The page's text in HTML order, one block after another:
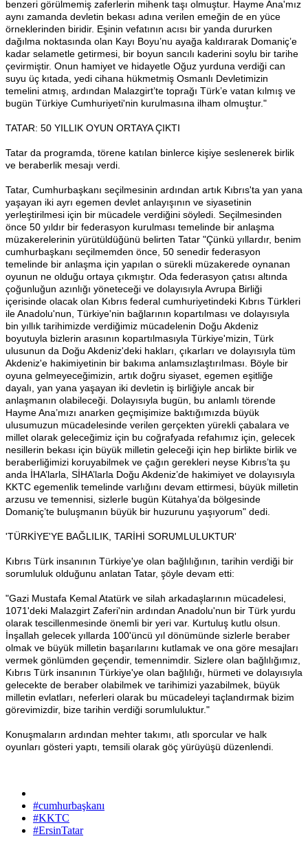
benzeri görülmemiş zaferlerin mihenk taşı olmuştur. Hayme Ana'mız
aynı zamanda devletin bekası adına verilen emeğin de en yüce
örneklerinden biridir. Eşinin vefatının acısı bir yanda dururken
dağılma noktasında olan Kayı Boyu’nu ayağa kaldırarak Domaniç’e
kadar selametle getirmesi, bir boyun sancılı kaderini soylu bir tarihe
çevirmiştir. Onun hamiyet ve hidayetle Oğuz yurduna verdiği can
suyu üç kıtada, yedi cihana hükmetmiş Osmanlı Devletimizin
temelini atmış, ardından Malazgirt’te toprağı Türk’e vatan kılmış ve
bugün Türkiye Cumhuriyeti'nin kurulmasına ilham olmuştur."
TATAR: 50 YILLIK OYUN ORTAYA ÇIKTI
Tatar da programda, törene katılan binlerce kişiye seslenerek birlik
ve beraberlik mesajı verdi.
Tatar, Cumhurbaşkanı seçilmesinin ardından artık Kıbrıs'ta yan yana
yaşayan iki ayrı egemen devlet anlayışının ve siyasetinin
yerleştirilmesi için bir mücadele verdiğini söyledi. Seçilmesinden
önce 50 yıldır bir federasyon kurulması temelinde bir anlaşma
müzakerelerinin yürütüldüğünü belirten Tatar "Çünkü yıllardır, benim
cumhurbaşkanı seçilmemden önce, 50 senedir federasyon
temelinde bir anlaşma için yapılan o sürekli müzakerede oynanan
oyunun ne olduğu ortaya çıkmıştır. Oda federasyon çatısı altında
çoğunluğun azınlığı yöneteceği ve dolayısıyla Avrupa Birliği
içerisinde olacak olan Kıbrıs federal cumhuriyetindeki Kıbrıs Türkleri
ile Anadolu'nun, Türkiye'nin bağlarının kopartılması ve dolayısıyla
bin yıllık tarihimizde verdiğimiz mücadelenin Doğu Akdeniz
boyutuyla bizlerin arasının kopartılmasıyla Türkiye'mizin, Türk
ulusunun da Doğu Akdeniz'deki hakları, çıkarları ve dolayısıyla tüm
Akdeniz'e hakimiyetinin bir bakıma anlamsızlaştırılması. Böyle bir
oyuna gelmeyeceğimizin, artık doğru siyaset, egemen eşitliğe
dayalı, yan yana yaşayan iki devletin iş birliğiyle ancak bir
anlaşmanın olabileceği. Dolayısıyla bugün, bu anlamlı törende
Hayme Ana’mızı anarken geçmişimize baktığımızda büyük
ulusumuzun mücadelesinde verilen gerçekten yürekli çabalara ve
millet olarak geleceğimiz için bu coğrafyada refahımız için, gelecek
nesillerin bekası için büyük milletin geleceği için hep birlikte birlik ve
beraberliğimizi koruyabilmek ve çağın gerekleri neyse Kıbrıs’ta şu
anda İHA’larla, SİHA’larla Doğu Akdeniz’de hakimiyet ve dolayısıyla
KKTC egemenlik temelinde varlığını devam ettirmesi, büyük milletin
arzusu ve temennisi, sizlerle bugün Kütahya’da bölgesinde
Domaniç’te buluşmanın büyük bir huzurunu yaşıyorum" dedi.
'TÜRKİYE'YE BAĞLILIK, TARİHİ SORUMLULUKTUR'
Kıbrıs Türk insanının Türkiye'ye olan bağlılığının, tarihin verdiği bir
sorumluluk olduğunu anlatan Tatar, şöyle devam etti:
"Gazi Mustafa Kemal Atatürk ve silah arkadaşlarının mücadelesi,
1071'deki Malazgirt Zaferi'nin ardından Anadolu'nun bir Türk yurdu
olarak tescillenmesinde önemli bir yeri var. Kurtuluş kutlu olsun.
İnşallah gelecek yıllarda 100'üncü yıl dönümünde sizlerle beraber
olmak ve büyük milletin başarılarını kutlamak ve ona göre mesajları
vermek gönlümden geçendir, temennimdir. Sizlere olan bağlılığımız,
Kıbrıs Türk insanının Türkiye'ye olan bağlılığı, hürmeti ve dolayısıyla
gelecekte de beraber olabilmek ve tarihimizi yazabilmek, büyük
milletin evlatları, neferleri olarak bu mücadeleyi taçlandırmak bizim
görevimizdir, bize tarihin verdiği sorumluluktur."
Konuşmaların ardından mehter takımı, atlı sporcular ve halk
oyunları gösteri yaptı, temsili olarak göç yürüyüşü düzenlendi.
#cumhurbaşkanı
#KKTC
#ErsinTatar